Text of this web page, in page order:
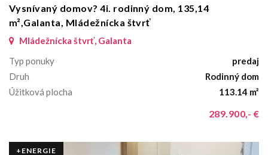
Vysnívaný domov? 4i. rodinný dom, 135,14
m²,Galanta, Mládežnícka štvrť
Mládežnícka štvrť, Galanta
Typ ponuky
predaj
Druh
Rodinný dom
Úžitková plocha
113.14 m²
289.900,- €
+ENERGIE